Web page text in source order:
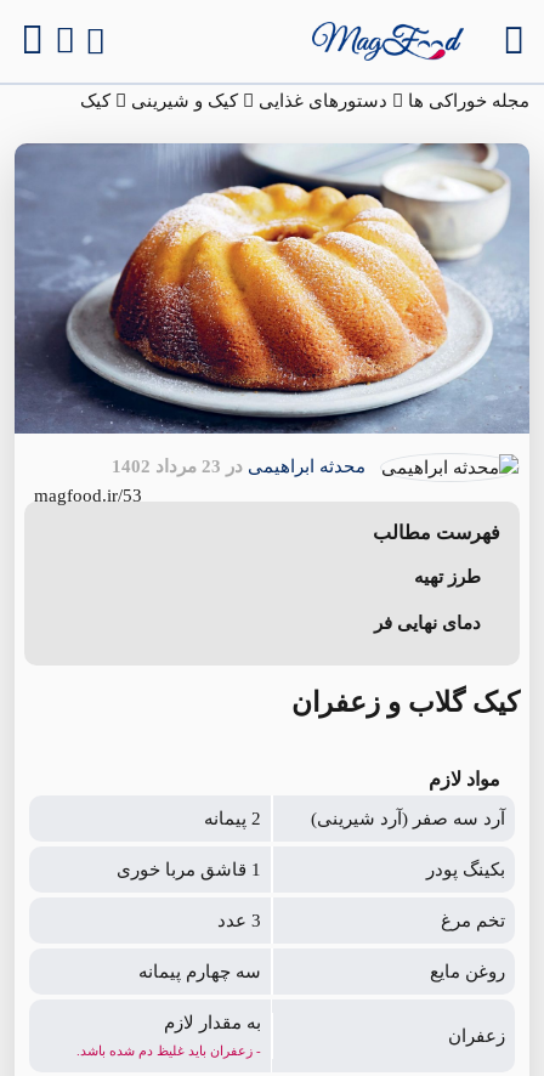
مجله خوراکی ها دستورهای غذایی کیک و شیرینی کیک
محدثه ابراهیمی در 23 مرداد 1402
magfood.ir/53
فهرست مطالب
طرز تهیه
دمای نهایی فر
کیک گلاب و زعفران
مواد لازم
آرد سه صفر (آرد شیرینی)
2 پیمانه
بکینگ پودر 1 قاشق مربا خوری
تخم مرغ 3 عدد
روغن مایع سه چهارم پیمانه
زعفران
به مقدار لازم
- زعفران باید غلیظ دم شده باشد.